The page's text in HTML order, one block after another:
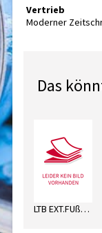
Vertrieb
Moderner
Das
LTB EXT.FUßBALL SORT.